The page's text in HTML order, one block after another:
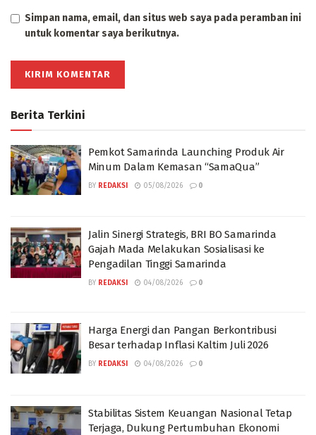
Simpan nama, email, dan situs web saya pada peramban ini
untuk komentar saya berikutnya.
Berita Terkini
Pemkot Samarinda Launching Produk Air
Minum Dalam Kemasan “SamaQua”
BY REDAKSI 05/08/2026 0
Jalin Sinergi Strategis, BRI BO Samarinda
Gajah Mada Melakukan Sosialisasi ke
Pengadilan Tinggi Samarinda
BY REDAKSI 04/08/2026 0
Harga Energi dan Pangan Berkontribusi
Besar terhadap Inflasi Kaltim Juli 2026
BY REDAKSI 04/08/2026 0
Stabilitas Sistem Keuangan Nasional Tetap
Terjaga, Dukung Pertumbuhan Ekonomi